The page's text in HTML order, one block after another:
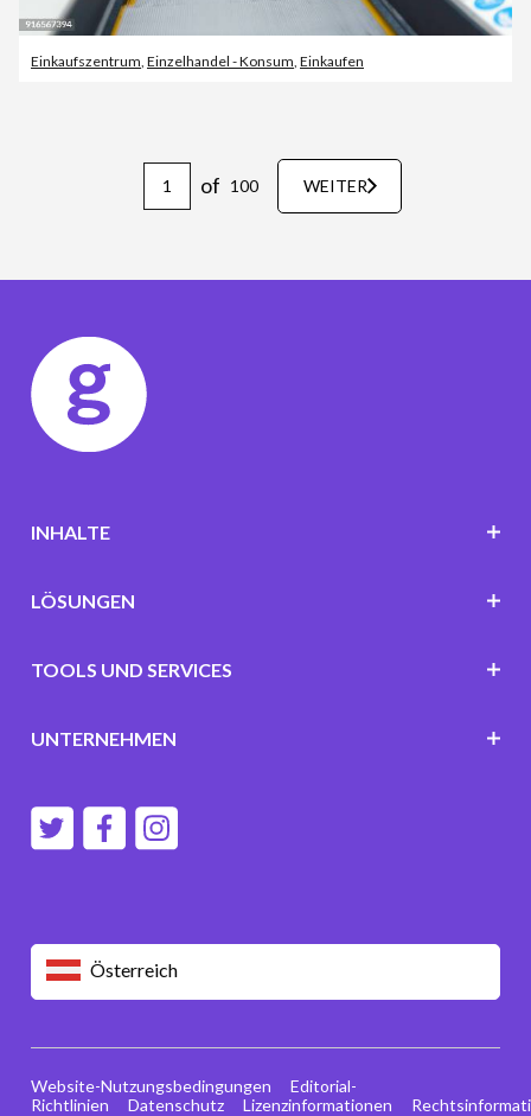
Einkaufszentrum Einzelhandel - Konsum Einkaufen
of 100 WEITER
Österreich
INHALTE
LÖSUNGEN
TOOLS UND SERVICES
UNTERNEHMEN
Website-Nutzungsbedingungen
Editorial-
Richtlinien
Datenschutz Lizenzinformationen